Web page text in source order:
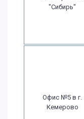
"Сибирь"
Офис №5 в г.
Кемерово